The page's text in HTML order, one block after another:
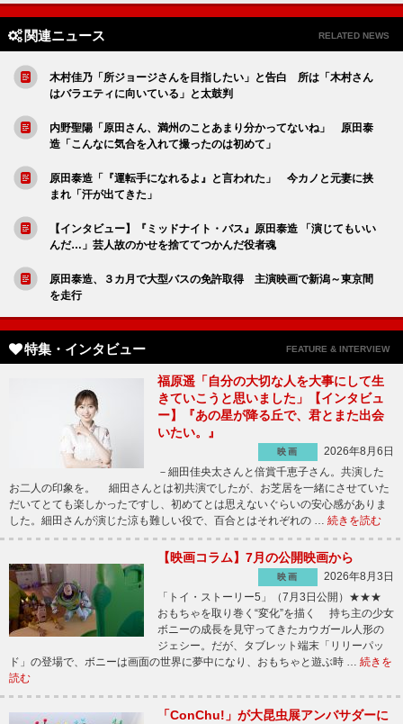
関連ニュース RELATED NEWS
木村佳乃「所ジョージさんを目指したい」と告白 所は「木村さん
はバラエティに向いている」と太鼓判
内野聖陽「原田さん、満州のことあまり分かってないね」 原田泰
造「こんなに気合を入れて撮ったのは初めて」
原田泰造「『運転手になれるよ』と言われた」 今カノと元妻に挟
まれ「汗が出てきた」
【インタビュー】『ミッドナイト・バス』原田泰造 「演じてもいい
んだ…」芸人故のかせを捨ててつかんだ役者魂
原田泰造、３カ月で大型バスの免許取得 主演映画で新潟～東京間
を走行
特集・インタビュー FEATURE & INTERVIEW
福原遥「自分の大切な人を大事にして生
きていこうと思いました」【インタビュ
ー】『あの星が降る丘で、君とまた出会
いたい。』
映画
2026年8月6日
－細田佳央太さんと倍賞千恵子さん。共演した
お二人の印象を。 細田さんとは初共演でしたが、お芝居を一緒にさせていた
だいてとても楽しかったですし、初めてとは思えないぐらいの安心感がありま
した。細田さんが演じた涼も難しい役で、百合とはそれぞれの … 続きを読む
【映画コラム】7月の公開映画から
映画
2026年8月3日
「トイ・ストーリー5」（7月3日公開）★★★
おもちゃを取り巻く“変化”を描く 持ち主の少女
ボニーの成長を見守ってきたカウガール人形の
ジェシー。だが、タブレット端末「リリーパッ
ド」の登場で、ボニーは画面の世界に夢中になり、おもちゃと遊ぶ時 … 続きを
読む
「ConChu!」が大昆虫展アンバサダーに